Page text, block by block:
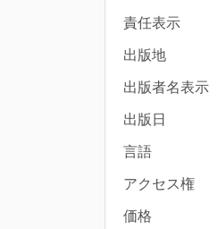
責任表示
出版地
出版者名表示
出版日
言語
アクセス権
価格